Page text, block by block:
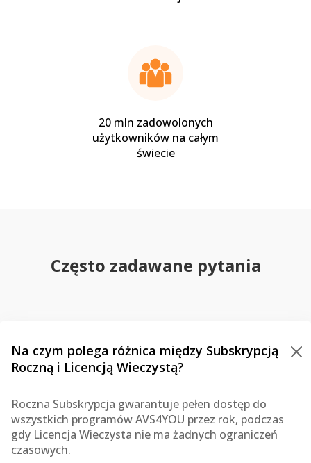
20 mln zadowolonych
użytkowników na całym
świecie
Często zadawane pytania
Na czym polega różnica między Subskrypcją
Roczną i Licencją Wieczystą?
Roczna Subskrypcja gwarantuje pełen dostęp do
wszystkich programów AVS4YOU przez rok, podczas
gdy Licencja Wieczysta nie ma żadnych ograniczeń
czasowych.